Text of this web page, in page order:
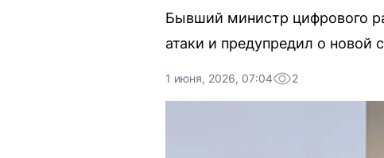
Бывший министр цифрового
атаки и предупредил о новой
1 июня, 2026, 07:04 2